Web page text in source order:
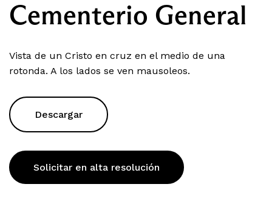
Cementerio General
Vista de un Cristo en cruz en el medio de una
rotonda. A los lados se ven mausoleos.
Descargar
Solicitar en alta resolución